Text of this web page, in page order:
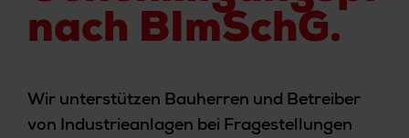
nach BImSchG.
Wir unterstützen Bauherren und Betreiber
von Industrieanlagen bei Fragestellungen